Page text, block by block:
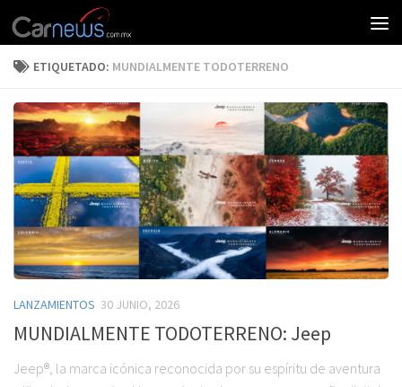
ETIQUETADO: MUNDIALMENTE TODOTERRENO
LANZAMIENTOS 30 JUNIO, 2026
MUNDIALMENTE TODOTERRENO: Jeep
Jeep®, la marca icónica reconocida por su espíritu de aventura